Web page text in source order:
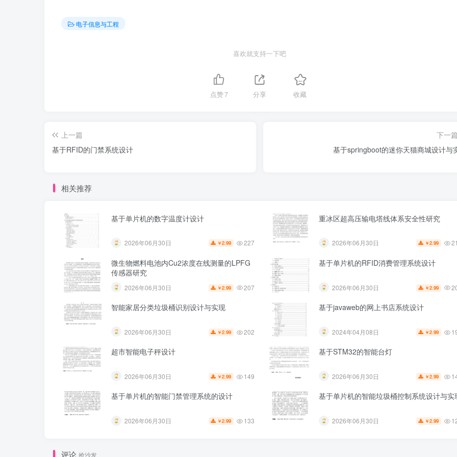
电子信息与工程
喜欢就支持一下吧
点赞7 分享 收藏
上一篇
基于RFID的门禁系统设计
下一
基于springboot的迷你天猫商城设计与
相关推荐
基于单片机的数字温度计设计
2026年06月30日 ￥2.99 227
重冰区超高压输电塔线体系安全性研究
2026年06月30日 ￥2.99
微生物燃料电池内Cu2浓度在线测量的LPFG
传感器研究
2026年06月30日 ￥2.99 207
基于单片机的RFID消费管理系统设计
2026年06月30日 ￥2.99
智能家居分类垃圾桶识别设计与实现
2026年06月30日 ￥2.99 202
基于javaweb的网上书店系统设计
2024年04月08日 ￥2.99
超市智能电子秤设计
2026年06月30日 ￥2.99 149
基于STM32的智能台灯
2026年06月30日 ￥2.99
基于单片机的智能门禁管理系统的设计
2026年06月30日 ￥2.99 133
基于单片机的智能垃圾桶控制系统设计与实
2026年06月30日 ￥2.99
评论 抢沙发